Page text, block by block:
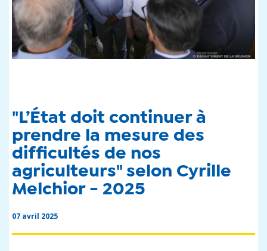
"L’État doit continuer à
prendre la mesure des
difficultés de nos
agriculteurs" selon Cyrille
Melchior - 2025
07 avril 2025